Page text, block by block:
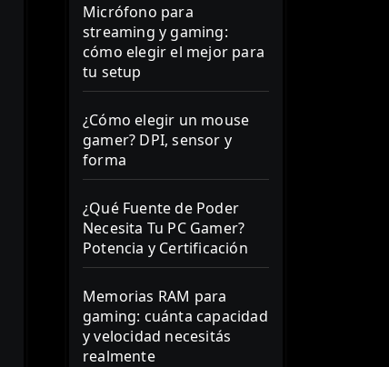
Micrófono para
streaming y gaming:
cómo elegir el mejor para
tu setup
¿Cómo elegir un mouse
gamer? DPI, sensor y
forma
¿Qué Fuente de Poder
Necesita Tu PC Gamer?
Potencia y Certificación
Memorias RAM para
gaming: cuánta capacidad
y velocidad necesitás
realmente